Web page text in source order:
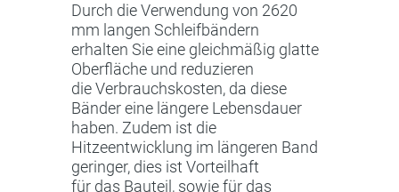
Durch die Verwendung von 2620
mm langen Schleifbändern
erhalten Sie eine gleichmäßig glatte
Oberfläche und reduzieren
die Verbrauchskosten, da diese
Bänder eine längere Lebensdauer
haben. Zudem ist die
Hitzeentwicklung im längeren Band
geringer, dies ist Vorteilhaft
für das Bauteil, sowie für das